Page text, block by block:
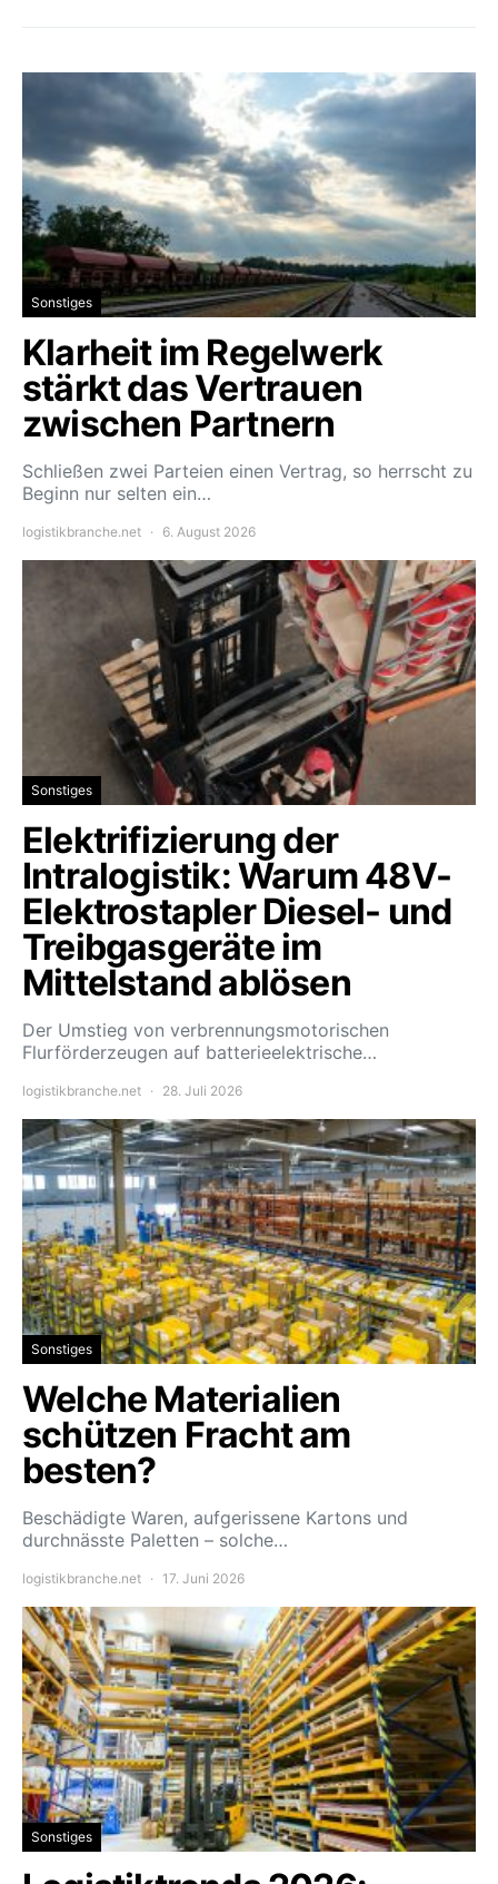
Sonstiges
Klarheit im Regelwerk
stärkt das Vertrauen
zwischen Partnern
Schließen zwei Parteien einen Vertrag, so herrscht zu
Beginn nur selten ein…
logistikbranche.net 6. August 2026
Sonstiges
Elektrifizierung der
Intralogistik: Warum 48V-
Elektrostapler Diesel- und
Treibgasgeräte im
Mittelstand ablösen
Der Umstieg von verbrennungsmotorischen
Flurförderzeugen auf batterieelektrische…
logistikbranche.net 28. Juli 2026
Sonstiges
Welche Materialien
schützen Fracht am
besten?
Beschädigte Waren, aufgerissene Kartons und
durchnässte Paletten – solche…
logistikbranche.net 17. Juni 2026
Sonstiges